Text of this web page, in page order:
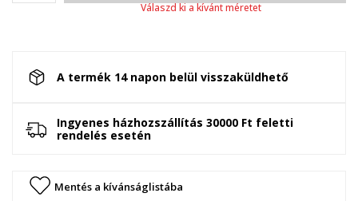
Válaszd ki a kívánt méretet
A termék 14 napon belül visszaküldhető
Ingyenes házhozszállítás 30000 Ft feletti
rendelés esetén
Mentés a kívánságlistába